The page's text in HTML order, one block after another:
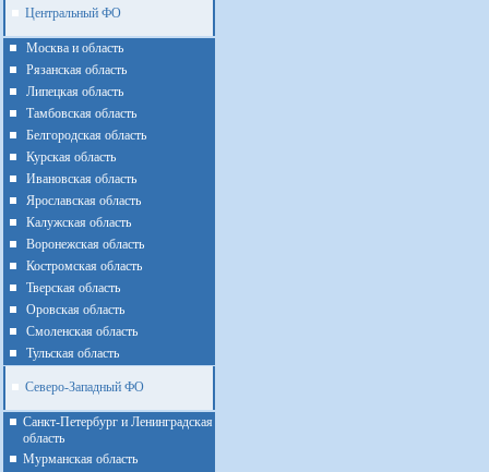
Центральный ФО
Москва и область
Рязанская область
Липецкая область
Тамбовская область
Белгородская область
Курская область
Ивановская область
Ярославская область
Калужская область
Воронежская область
Костромская область
Тверская область
Оровская область
Смоленская область
Тульская область
Северо-Западный ФО
Санкт-Петербург и Ленинградская
область
Мурманская область